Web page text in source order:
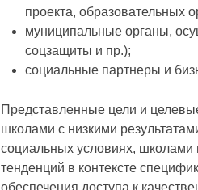
проекта, образовательных
муниципальные органы,
соцзащиты и пр.);
социальные партнеры и
Представленные цели и
школами с низкими
социальных условиях, школами
тенденций в контексте
обеспечения доступа к